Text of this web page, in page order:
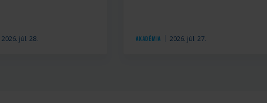
2026. júl. 28. Akadémia 2026. júl. 27.